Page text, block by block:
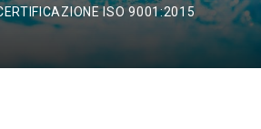
ISO 9001:2015